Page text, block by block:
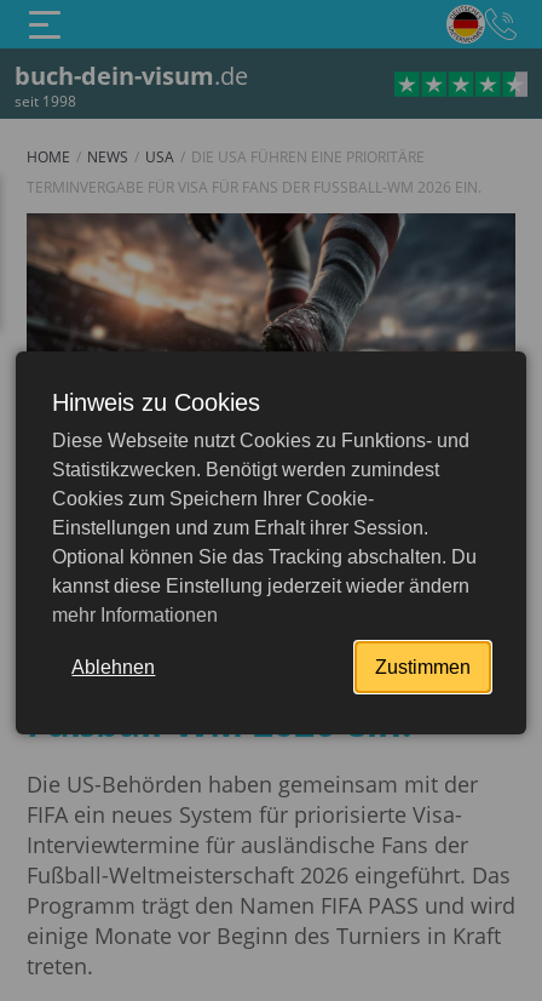
buch-dein-visum.de
seit 1998
USA
HOME NEWS USA
DIE USA FÜHREN EINE PRIORITÄRE
TERMINVERGABE FÜR VISA FÜR FANS DER FUSSBALL-WM 2026 EIN.
26.01.2026
Die USA führen eine
prioritäre Terminvergabe
für Visa für Fans der
Fußball-WM 2026 ein.
Die US-Behörden haben gemeinsam mit der
FIFA ein neues System für priorisierte Visa-
Interviewtermine für ausländische Fans der
Fußball-Weltmeisterschaft 2026 eingeführt. Das
Programm trägt den Namen FIFA PASS und wird
einige Monate vor Beginn des Turniers in Kraft
treten.
Hinweis zu Cookies
Diese Webseite nutzt Cookies zu Funktions- und
Statistikzwecken. Benötigt werden zumindest
Cookies zum Speichern Ihrer Cookie-
Einstellungen und zum Erhalt ihrer Session.
Optional können Sie das Tracking abschalten. Du
kannst diese Einstellung jederzeit wieder ändern
mehr Informationen
Ablehnen Zustimmen